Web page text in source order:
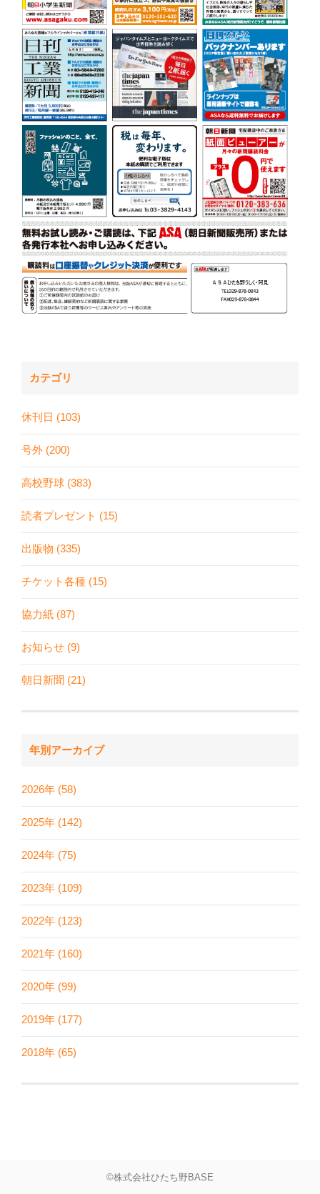
カテゴリ
休刊日 (103)
号外 (200)
高校野球 (383)
読者プレゼント (15)
出版物 (335)
チケット各種 (15)
協力紙 (87)
お知らせ (9)
朝日新聞 (21)
年別アーカイブ
2026年 (58)
2025年 (142)
2024年 (75)
2023年 (109)
2022年 (123)
2021年 (160)
2020年 (99)
2019年 (177)
2018年 (65)
©株式会社ひたち野BASE